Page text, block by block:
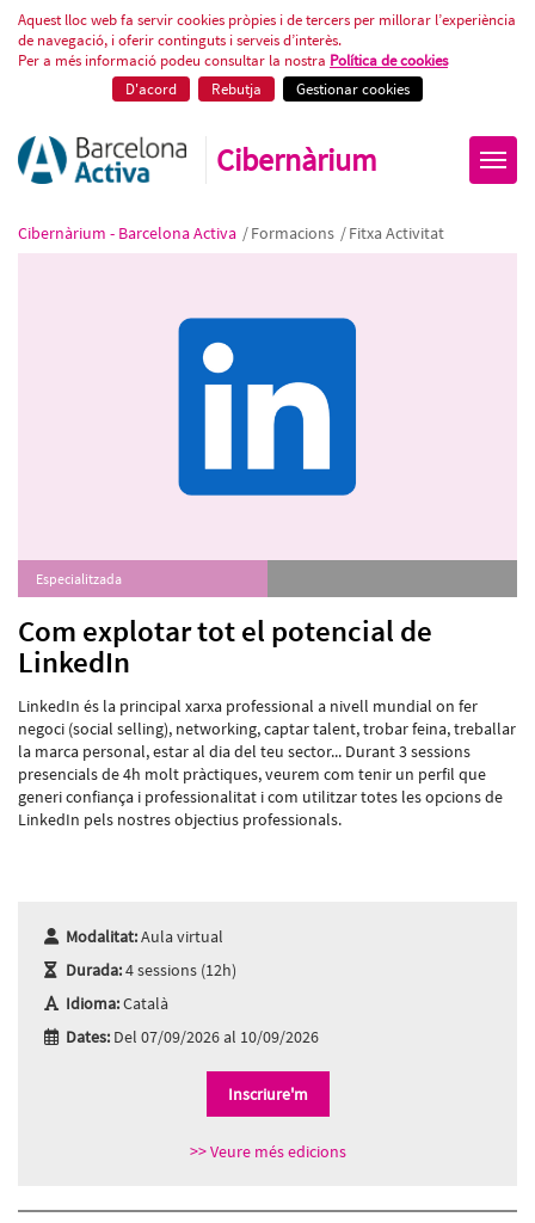
Com explotar tot el potencial
Aquest lloc web fa servir cookies pròpies i de tercers per millorar l’experiència
de navegació, i oferir continguts i serveis d’interès.
Per a més informació podeu consultar la nostra Política de cookies
D'acord
Rebutja Gestionar cookies
Cibernàrium
Cibernàrium - Barcelona Activa /Formacions /Fitxa Activitat
Especialitzada
Com explotar tot el potencial de
LinkedIn
LinkedIn és la principal xarxa professional a nivell mundial on fer
negoci (social selling), networking, captar talent, trobar feina, treballar
la marca personal, estar al dia del teu sector... Durant 3 sessions
presencials de 4h molt pràctiques, veurem com tenir un perfil que
generi confiança i professionalitat i com utilitzar totes les opcions de
LinkedIn pels nostres objectius professionals.
Modalitat:Aula virtual
Durada:4 sessions (12h)
Idioma:Català
Dates: Del 07/09/2026 al 10/09/2026
Inscriure'm
>> Veure més edicions